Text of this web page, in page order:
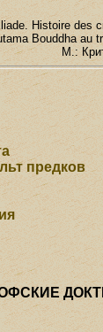
Histoire des
Bouddha au
М.:
предков